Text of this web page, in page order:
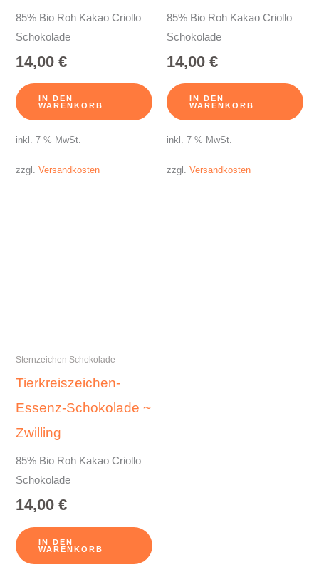
85% Bio Roh Kakao Criollo
Schokolade
14,00€
IN DEN
WARENKORB
inkl. 7 % MwSt.
zzgl.Versandkosten
85% Bio Roh Kakao Criollo
Schokolade
14,00 €
IN DEN
WARENKORB
inkl. 7 % MwSt.
zzgl. Versandkosten
Sternzeichen Schokolade
Tierkreiszeichen-
Essenz-Schokolade ~
Zwilling
85% Bio Roh Kakao Criollo
Schokolade
14,00€
IN DEN
WARENKORB